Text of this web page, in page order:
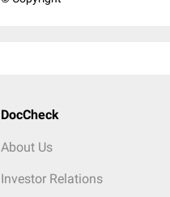
DocCheck
About Us
Investor Relations